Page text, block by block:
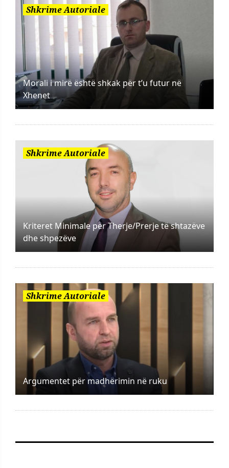
Shkrime Autoriale
Morali i mirë është shkak për t’u futur në
Xhenet
Shkrime Autoriale
Kriteret Minimale për Therje/Prerje të shtazëve
dhe shpezëve
Shkrime Autoriale
Argumentet për madhërimin në ruku